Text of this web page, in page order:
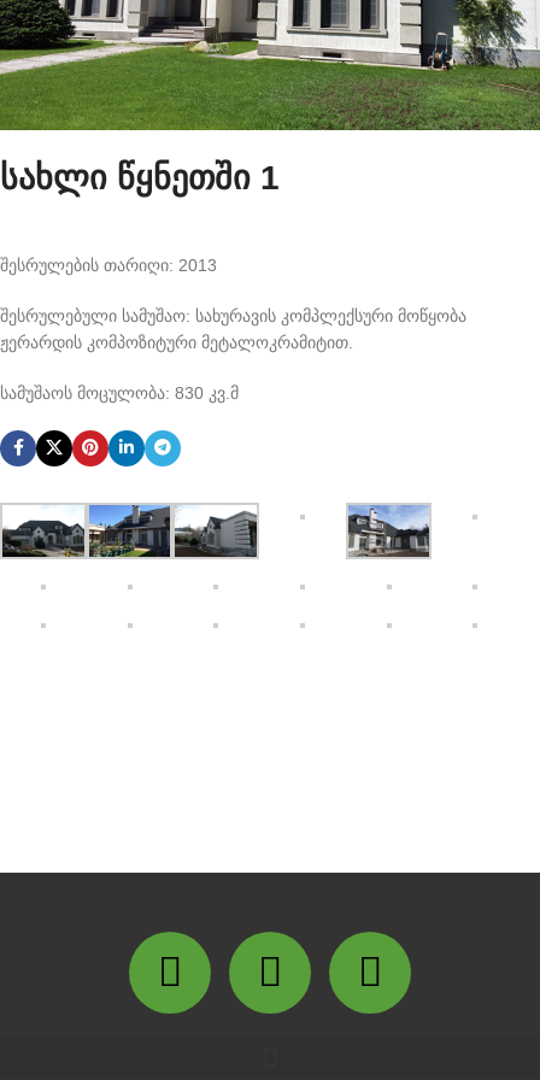
სახლი წყნეთში 1
შესრულების თარიღი: 2013
შესრულებული სამუშაო: სახურავის კომპლექსური მოწყობა
ჟერარდის კომპოზიტური მეტალოკრამიტით.
სამუშაოს მოცულობა: 830 კვ.მ